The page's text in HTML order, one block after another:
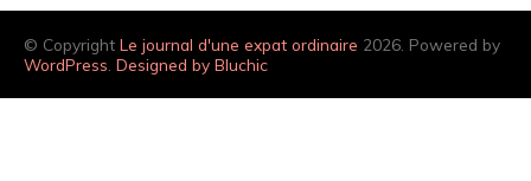
© Copyright Le journal d'une expat ordinaire 2026. Powered by
WordPress Designed by Bluchic